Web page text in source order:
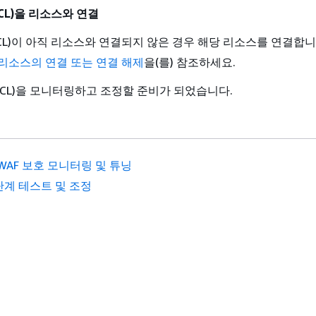
을 리소스와 연결
이 아직 리소스와 연결되지 않은 경우 해당 리소스를 연결합
소스의 연결 또는 연결 해제을(를) 참조하세요.
을 모니터링하고 조정할 준비가 되었습니다.
보호 모니터링 및 튜닝
계 테스트 및 조정